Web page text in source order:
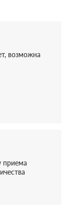
возможна
приема